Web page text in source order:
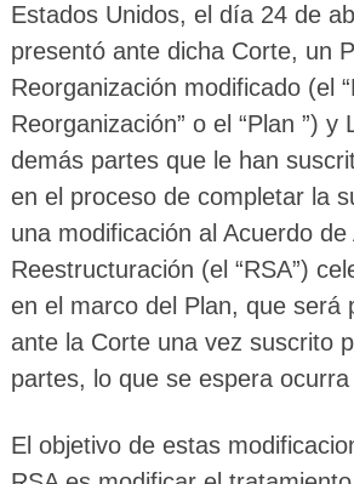
Estados Unidos, el día 24 de
presentó ante dicha Corte, un
Reorganización modificado (el
Reorganización” o el “Plan ”) y
demás partes que le han
en el proceso de completar la
una modificación al Acuerdo de
Reestructuración (el “RSA”)
en el marco del Plan, que será
ante la Corte una vez suscrito
partes, lo que se espera
El objetivo de estas